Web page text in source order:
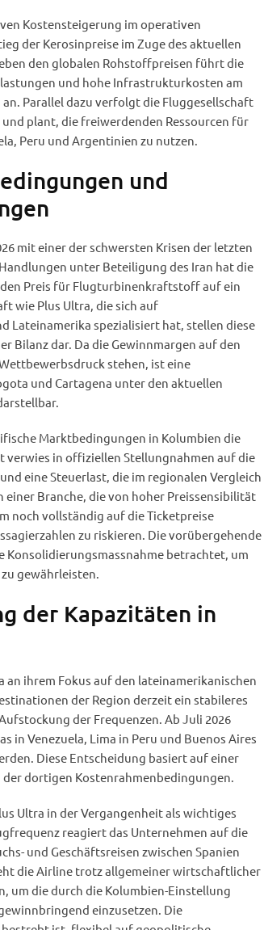
Kostensteigerung im operativen
der Kerosinpreise im Zuge des aktuellen
den globalen Rohstoffpreisen führt die
und hohe Infrastrukturkosten am
Parallel dazu verfolgt die Fluggesellschaft
plant, die freiwerdenden Ressourcen für
Peru und Argentinien zu nutzen.
und
mit einer der schwersten Krisen der letzten
unter Beteiligung des Iran hat die
Preis für Flugturbinenkraftstoff auf ein
wie Plus Ultra, die sich auf
Lateinamerika spezialisiert hat, stellen diese
Bilanz dar. Da die Gewinnmargen auf den
stehen, ist eine
und Cartagena unter den aktuellen
Marktbedingungen in Kolumbien die
verwies in offiziellen Stellungnahmen auf die
eine Steuerlast, die im regionalen Vergleich
Branche, die von hoher Preissensibilität
noch vollständig auf die Ticketpreise
zu riskieren. Die vorübergehende
Konsolidierungsmassnahme betrachtet, um
gewährleisten.
der Kapazitäten in
an ihrem Fokus auf den lateinamerikanischen
der Region derzeit ein stabileres
der Frequenzen. Ab Juli 2026
in Venezuela, Lima in Peru und Buenos Aires
Diese Entscheidung basiert auf einer
dortigen Kostenrahmenbedingungen.
Ultra in der Vergangenheit als wichtiges
reagiert das Unternehmen auf die
und Geschäftsreisen zwischen Spanien
die Airline trotz allgemeiner wirtschaftlicher
um die durch die Kolumbien-Einstellung
einzusetzen. Die